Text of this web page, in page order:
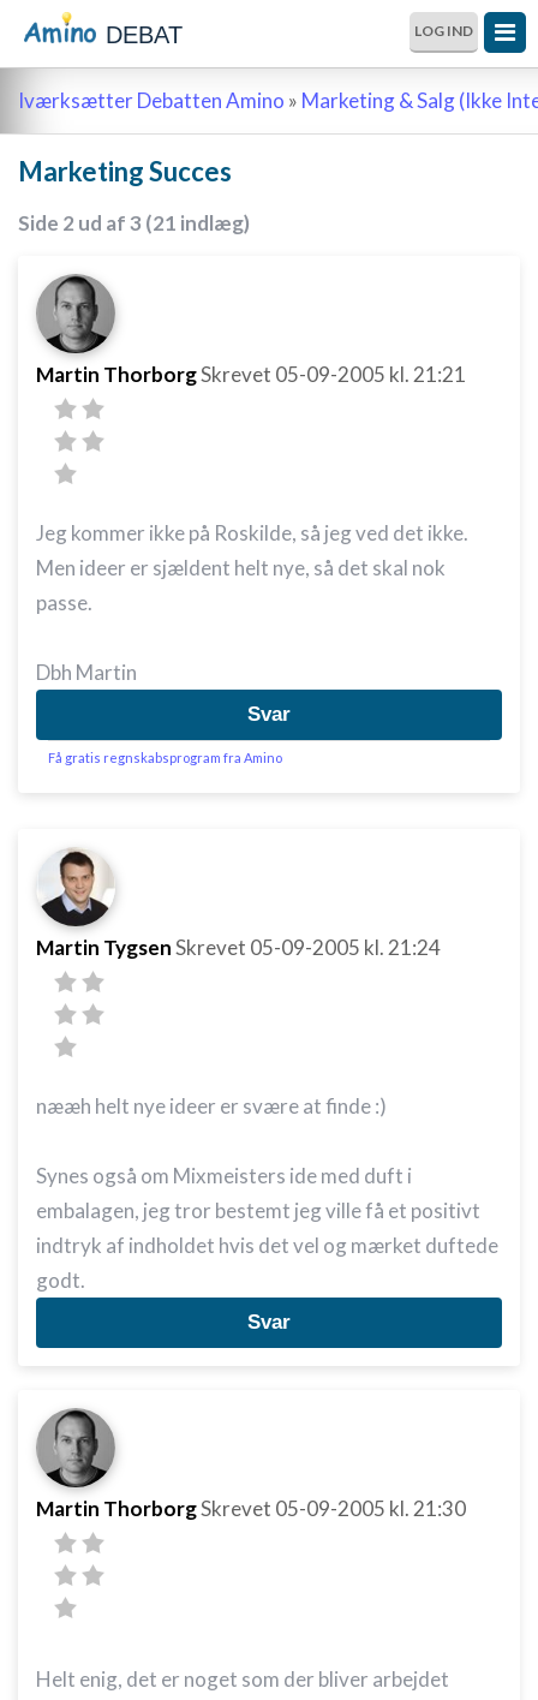
DEBAT LOG IND
Iværksætter Debatten Amino » Marketing & Salg (Ikke
Marketing Succes
Side 2 ud af 3 (21 indlæg)
Martin ThorborgSkrevet 05-09-2005 kl. 21:21
Jeg kommer ikke på Roskilde, så jeg ved det ikke.
Men ideer er sjældent helt nye, så det skal nok
passe.
Dbh Martin
Svar
Få gratis regnskabsprogram fra Amino
Martin TygsenSkrevet 05-09-2005 kl. 21:24
nææh helt nye ideer er svære at finde :)
Synes også om Mixmeisters ide med duft i
embalagen, jeg tror bestemt jeg ville få et positivt
indtryk af indholdet hvis det vel og mærket duftede
godt.
Svar
Martin ThorborgSkrevet 05-09-2005 kl. 21:30
Helt enig, det er noget som der bliver arbejdet